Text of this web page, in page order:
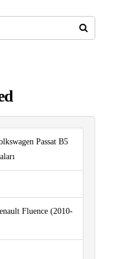
Passat B5
Fluence (2010-